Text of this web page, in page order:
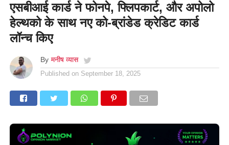
एसबीआई कार्ड ने फोनपे, फ्लिपकार्ट, और अपोलो
हेल्थको के साथ नए को-ब्रांडेड क्रेडिट कार्ड
लॉन्च किए
By मनीष व्यास
Published on September 18, 2025